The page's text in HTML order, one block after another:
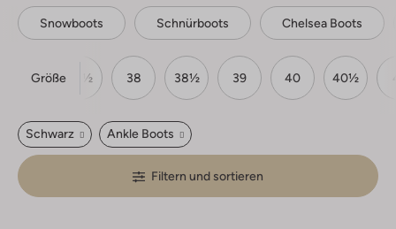
Snowboots Schnürboots Chelsea Boots
Größe
37 37½ 38 38½ 39 40 40½
Schwarz Ankle Boots
Filtern und sortieren